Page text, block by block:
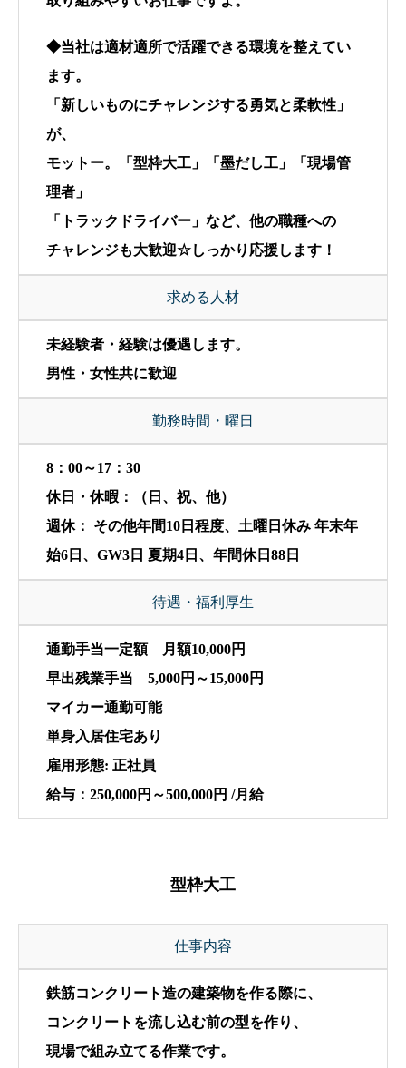
◆当社は適材適所で活躍できる環境を整えてい
ます。
「新しいものにチャレンジする勇気と柔軟性」
が、
モットー。「型枠大工」「墨だし工」「現場管
理者」
「トラックドライバー」など、他の職種への
チャレンジも大歓迎☆しっかり応援します！
求める人材
未経験者・経験は優遇します。
男性・女性共に歓迎
勤務時間・曜日
8：00～17：30
休日・休暇：（日、祝、他）
週休： その他年間10日程度、土曜日休み 年末年
始6日、GW3日 夏期4日、年間休日88日
待遇・福利厚生
通勤手当一定額 月額10,000円
早出残業手当 5,000円～15,000円
マイカー通勤可能
単身入居住宅あり
雇用形態: 正社員
給与：250,000円～500,000円 /月給
型枠大工
仕事内容
鉄筋コンクリート造の建築物を作る際に、
コンクリートを流し込む前の型を作り、
現場で組み立てる作業です。